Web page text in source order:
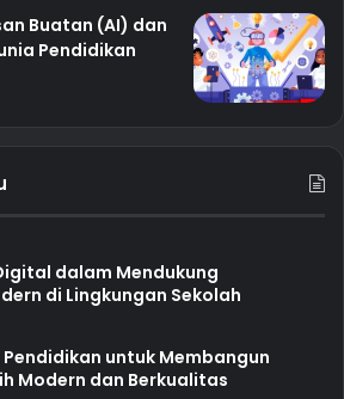
Buatan (AI) dan
Pendidikan
dalam Mendukung
di Lingkungan Sekolah
untuk Membangun
Modern dan Berkualitas